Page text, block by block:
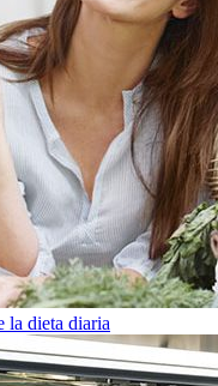
la dieta diaria